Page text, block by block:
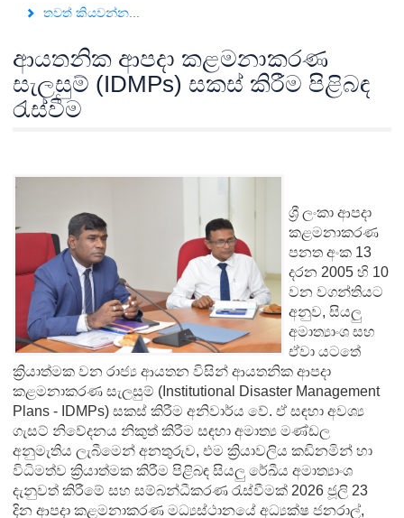
තවත් කියවන්න...
ආයතනික ආපදා කළමනාකරණ
සැලසුම් (IDMPs) සකස් කිරීම පිළිබඳ
රැස්වීම
ශ්‍රී ලංකා ආපදා
කළමනාකරණ
පනත අංක 13
දරන 2005 හි 10
වන වගන්තියට
අනුව, සියලු
අමාත්‍යාංශ සහ
ඒවා යටතේ
ක්‍රියාත්මක වන රාජ්‍ය ආයතන විසින් ආයතනික ආපදා
කළමනාකරණ සැලසුම් (Institutional Disaster Management
Plans - IDMPs) සකස් කිරීම අනිවාර්ය වේ. ඒ සඳහා අවශ්‍ය
ගැසට් නිවේදනය නිකුත් කිරීම සඳහා අමාත්‍ය මණ්ඩල
අනුමැතිය ලැබීමෙන් අනතුරුව, එම ක්‍රියාවලිය කඩිනමින් හා
විධිමත්ව ක්‍රියාත්මක කිරීම පිළිබඳ සියලු රේඛීය අමාත්‍යාංශ
දැනුවත් කිරීමේ සහ සම්බන්ධීකරණ රැස්වීමක් 2026 ජූලි 23
දින ආපදා කළමනාකරණ මධ්‍යස්ථානයේ අධ්‍යක්ෂ ජනරාල්,